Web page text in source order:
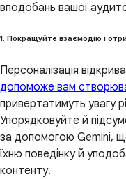
вподобань вашої
1. Покращуйте взаємодію і
Персоналізація
допоможе вам
привертатимуть увагу
Упорядковуйте й
за допомогою Gemini,
їхню поведінку й
контенту.